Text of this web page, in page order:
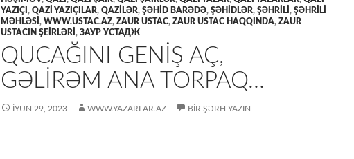
YAZIÇI , QAZİ YAZIÇILAR, QAZİLƏR, ŞƏHİD BARƏDƏ, ŞƏHİDLƏR, ŞƏHRİLİ , ŞƏHRİLİ
MƏHLƏSİ , WWW.USTAC.AZ, ZAUR USTAC, ZAUR USTAC HAQQINDA, ZAUR
USTACIN ŞEİRLƏRİ , ЗАУР УСТАДЖ
QUCAĞINI GENIŞ AÇ,
GƏLIRƏM ANA TORPAQ…
İYUN 29, 2023 WWW.YAZARLAR.AZ BIR ŞƏRH YAZIN